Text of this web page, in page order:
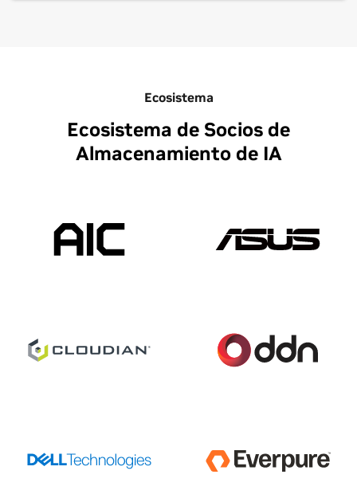
Ecosistema
Ecosistema de Socios de
Almacenamiento de IA